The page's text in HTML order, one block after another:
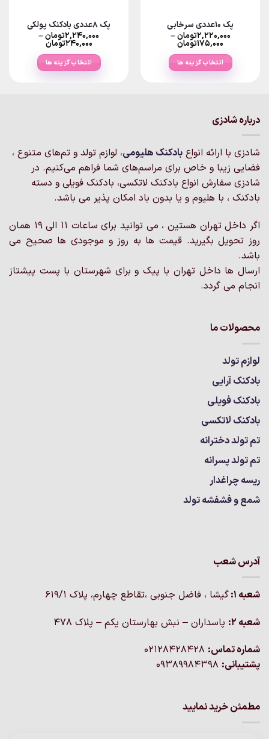
پک ۱۰عددی سرخابی
۲,۲۲۰,۰۰۰تومان–
۱۷۵,۰۰۰تومانPrice
range:
through
۲,۲۲۰,۰۰۰تومان
انتخاب گزینه ها
باشد.
گزینه
ها
ممکن
است
صفحه
محصول
شوند
پک ۸عددی بادکنک پولکی
۲,۲۴۰,۰۰۰تومان–
۲۴۰,۰۰۰تومانPrice
range:
through
۲,۲۴۰,۰۰۰تومان
انتخاب گزینه ها
باشد.
گزینه
ممکن
است
صفحه
محصول
شوند
درباره شادزی
شادزی با ارائه انواع بادکنک‌ هلیومی، لوازم تولد و تم‌های متنوع ،
فضایی زیبا و خاص برای مراسم‌های شما فراهم می‌کنیم. در
شادزی سفارش انواع بادکنک لاتکسی، بادکنک فویلی و دسته
بادکنک ، با هلیوم و یا بدون باد امکان پذیر می باشد.
اگر داخل تهران هستین ، می توانید برای ساعات 11 الی 19 همان
روز تحویل بگیرید. قیمت ها به روز و موجودی ها صحیح می
باشد.
ارسال ها داخل تهران با پیک و برای شهرستان با پست پیشتاز
انجام می گردد.
محصولات ما
لوازم تولد
بادکنک آرایی
بادکنک فویلی
بادکنک لاتکسی
تم تولد دخترانه
تم تولد پسرانه
ریسه چراغدار
شمع و فشفشه تولد
آدرس شعب
شعبه 1:
گيشا ، فاضل جنوبی ،تقاطع چهارم، پلاک 619/1
شعبه 2:
پاسداران – نبش بهارستان یکم – پلاک ۴۷۸
شماره تماس:
پشتیبانی:
مطمئن خرید نمایید